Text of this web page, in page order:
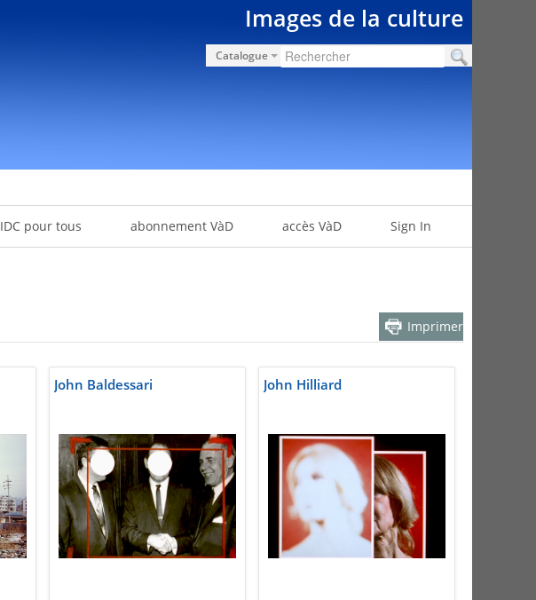
Images de la culture
Catalogue
IDC pour tous abonnement VàD accès VàD Sign In
Imprimer
John Baldessari John Hilliard